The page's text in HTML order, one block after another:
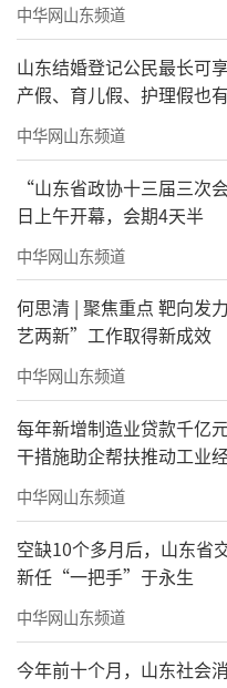
我的书院里，第一排是我写的
写的书。
前几天在山东社
午从他们那里回来
新闻联播，再是晚
闻，接连出来，晚上
续写出三篇经济评
资工作局》《习近
中华网山东频道
山东结婚登记公民最长可
产假、育儿假、护理假也
中华网山东频道
“山东省政协十三届三次
日上午开幕，会期4天半
中华网山东频道
何思清 | 聚焦重点 靶向发
艺两新”工作取得新成效
中华网山东频道
每年新增制造业贷款千亿
干措施助企帮扶推动工业
中华网山东频道
空缺10个多月后，山东省
新任“一把手”于永生
中华网山东频道
今年前十个月，山东社会